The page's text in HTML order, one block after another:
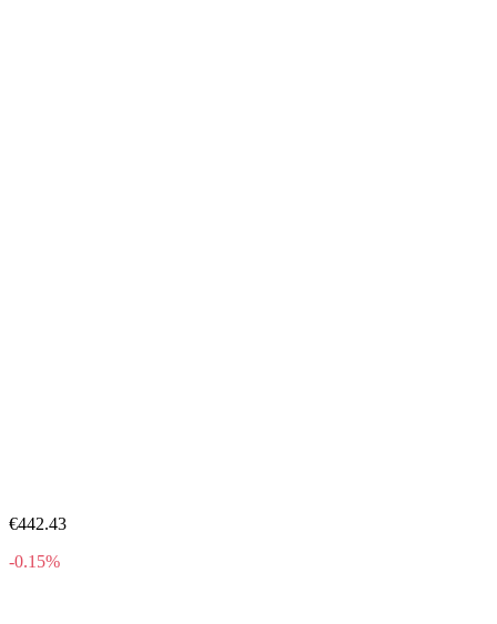
€442.43
-0.15%